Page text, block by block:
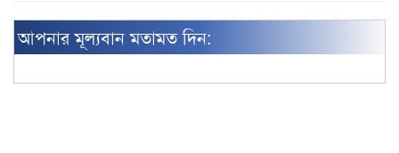
আপনার মূল্যবান মতামত দিন: